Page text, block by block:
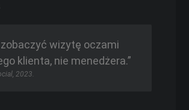
zobaczyć wizytę oczami
klienta, nie menedżera.”
2023.